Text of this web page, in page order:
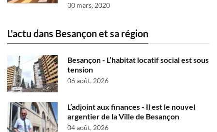
30 mars, 2020
L'actu dans Besançon et sa région
Besançon - L’habitat locatif social est sous
tension
06 août, 2026
L’adjoint aux finances - Il est le nouvel
argentier de la Ville de Besançon
04 août, 2026